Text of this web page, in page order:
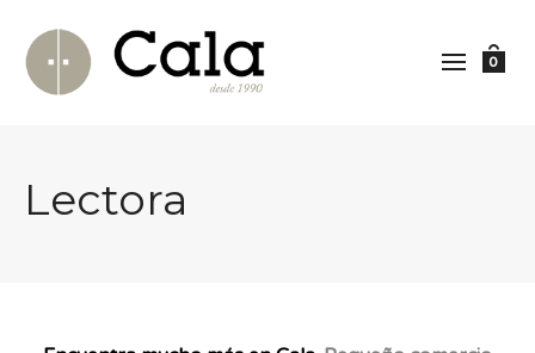
0
Lectora